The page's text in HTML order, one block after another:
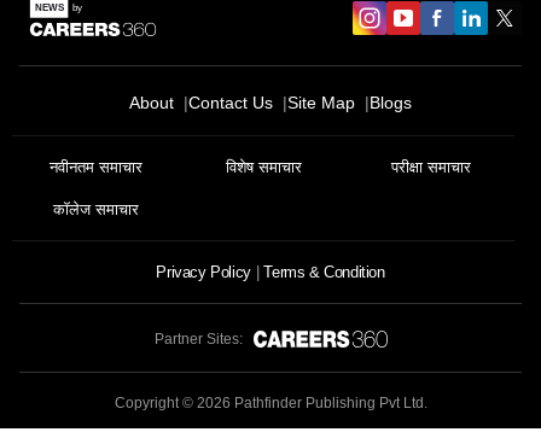
About Contact Us Site Map Blogs
नवीनतम समाचार विशेष समाचार परीक्षा समाचार
कॉलेज समाचार
Privacy Policy Terms & Condition
Partner Sites:
Copyright © 2026 Pathfinder Publishing Pvt Ltd.